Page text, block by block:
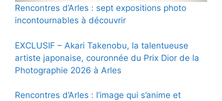
Rencontres d’Arles : sept expositions photo
incontournables à découvrir
EXCLUSIF – Akari Takenobu, la talentueuse
artiste japonaise, couronnée du Prix Dior de la
Photographie 2026 à Arles
Rencontres d’Arles : l’image qui s’anime et